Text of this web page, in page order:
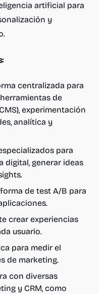
artificial para
y
centralizada para
de
experimentación
analítica y
para
digital, generar ideas
de test A/B para
crear experiencias
usuario.
para medir el
de marketing.
con diversas
y CRM, como